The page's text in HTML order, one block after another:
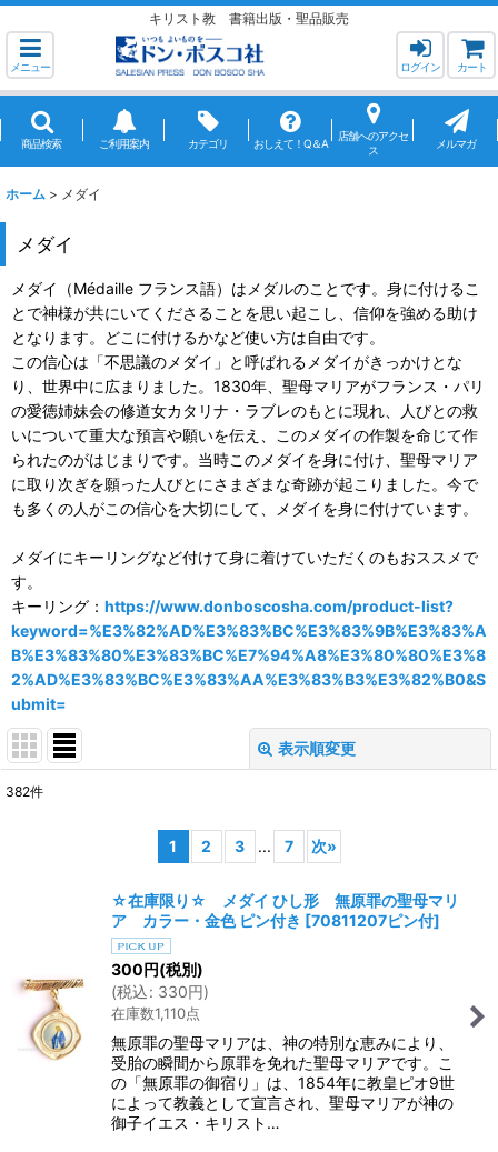
キリスト教 書籍出版・聖品販売
メニュー ログイン カート
商品検索 ご利用案内 カテゴリ おしえて！Q＆A
店舗へのアクセ
ス
メルマガ
ホーム > メダイ
メダイ
メダイ（Médaille フランス語）はメダルのことです。身に付けるこ
とで神様が共にいてくださることを思い起こし、信仰を強める助け
となります。どこに付けるかなど使い方は自由です。
この信心は「不思議のメダイ」と呼ばれるメダイがきっかけとな
り、世界中に広まりました。1830年、聖母マリアがフランス・パリ
の愛徳姉妹会の修道女カタリナ・ラブレのもとに現れ、人びとの救
いについて重大な預言や願いを伝え、このメダイの作製を命じて作
られたのがはじまりです。当時このメダイを身に付け、聖母マリア
に取り次ぎを願った人びとにさまざまな奇跡が起こりました。今で
も多くの人がこの信心を大切にして、メダイを身に付けています。
メダイにキーリングなど付けて身に着けていただくのもおススメで
す。
キーリング： https://www.donboscosha.com/product-list?
keyword=%E3%82%AD%E3%83%BC%E3%83%9B%E3%83%A
B%E3%83%80%E3%83%BC%E7%94%A8%E3%80%80%E3%8
2%AD%E3%83%BC%E3%83%AA%E3%83%B3%E3%82%B0&S
ubmit=
表示順変更
382件
1 2 3 ... 7 次»
☆在庫限り☆ メダイ ひし形 無原罪の聖母マリ
ア カラー・金色 ピン付き [70811207ピン付]
300円(税別)
(税込: 330円)
在庫数1,110点
無原罪の聖母マリアは、神の特別な恵みにより、
受胎の瞬間から原罪を免れた聖母マリアです。こ
の「無原罪の御宿り」は、1854年に教皇ピオ9世
によって教義として宣言され、聖母マリアが神の
御子イエス・キリスト…